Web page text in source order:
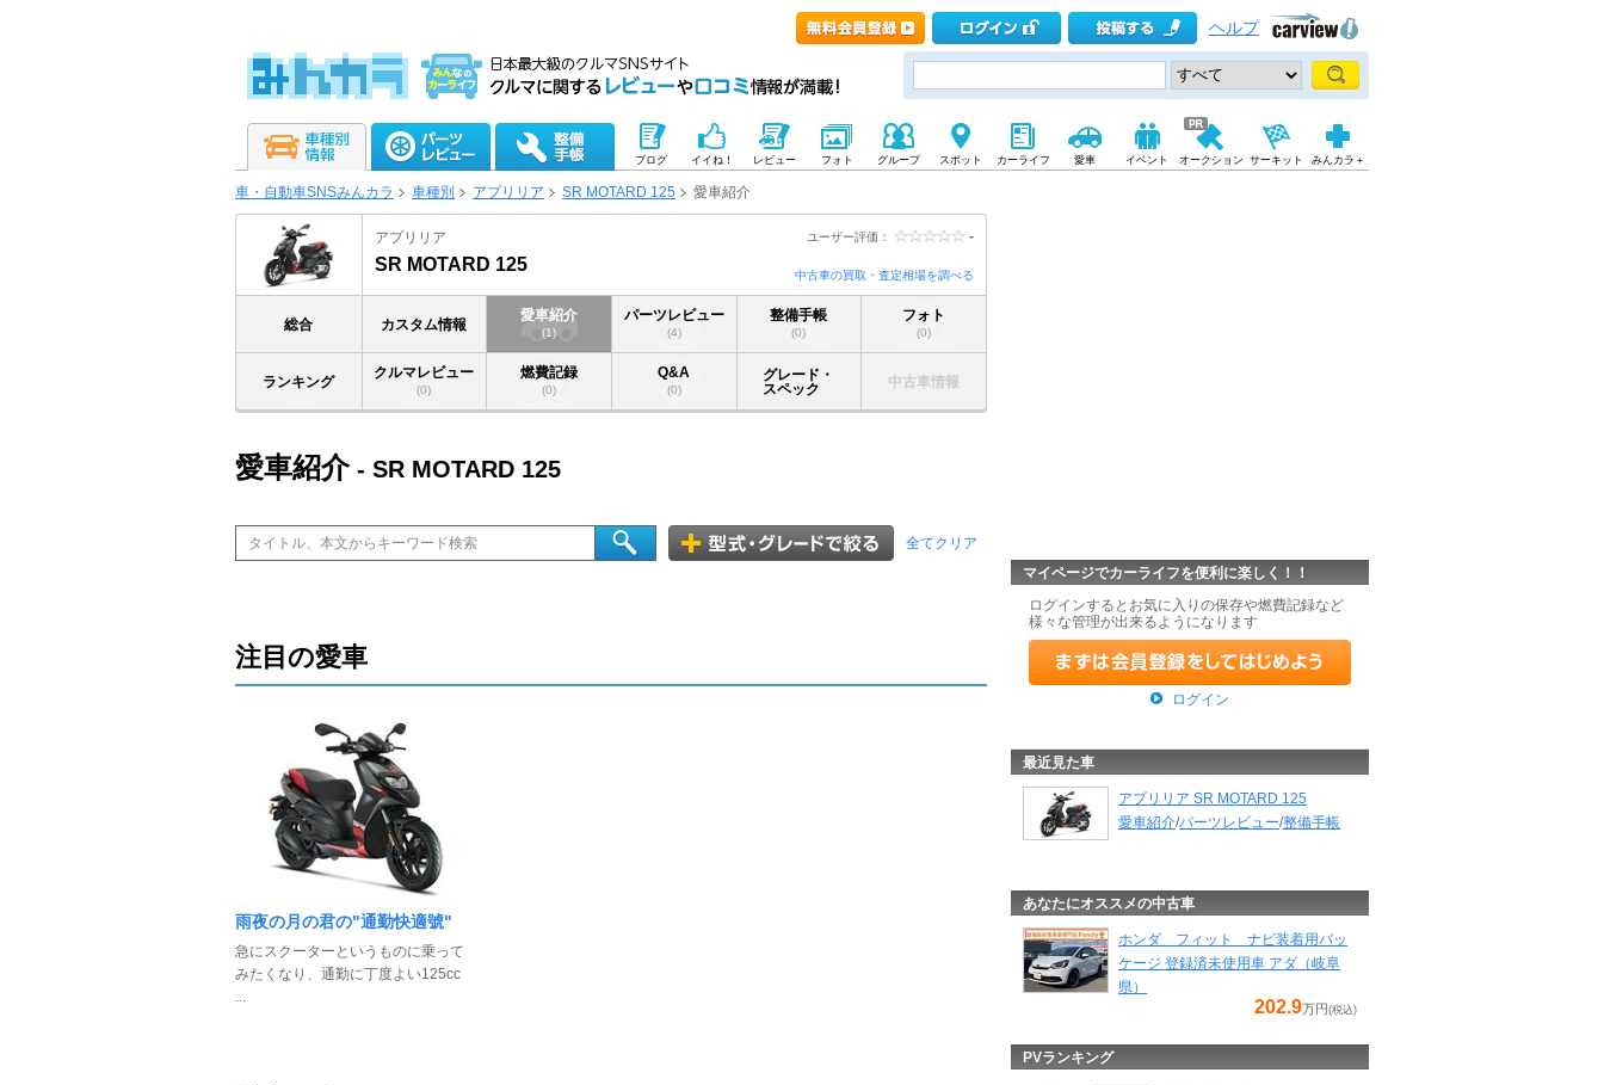
ヘルプ
ブログ イイね！ レビュー フォト グループ スポット カーライフ 愛車 イベント オークション サーキット みんカラ＋
車・自動車SNSみんカラ 車種別 アプリリア SR MOTARD 125 愛車紹介
ユーザー評価： -
アプリリア
SR MOTARD 125
中古車の買取・査定相場を調べる
総合 カスタム情報
愛車紹介
(1)
パーツレビュー
(4)
整備手帳
(0)
フォト
(0)
ランキング
クルマレビュー
(0)
燃費記録
(0)
Q&A
(0)
グレード・
スペック
中古車情報
愛車紹介- SR MOTARD 125
全てクリア
注目の愛車
雨夜の月の君の"通勤快適號"
急にスクーターというものに乗って
みたくなり、通勤に丁度よい125cc
...
マイページでカーライフを便利に楽しく！！
ログインするとお気に入りの保存や燃費記録など
様々な管理が出来るようになります
ログイン
最近見た車
アプリリア SR MOTARD 125
愛車紹介/パーツレビュー/整備手帳
あなたにオススメの中古車
ホンダ フィット ナビ装着用パッ
ケージ 登録済未使用車 アダ（岐阜
県）
202.9万円 (税込)
PVランキング